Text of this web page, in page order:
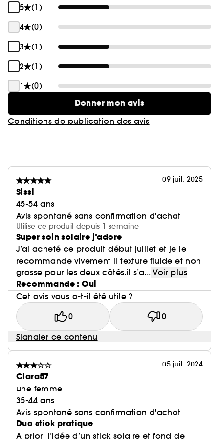
vieillissement sont atténués.
* Aucun écran solaire ne protège complètement
** Test consommateur réalisé sur 80 femmes
après application du Duo Stick Protection Solaire
SPF50 Sun Perfect pendant 2 semaines.\
5
(1)
4
(0)
3
(1)
2
(1)
1
(0)
Donner mon avis
Conditions de publication des avis
09 juil. 2025
Sissi
45-54 ans
Avis spontané sans confirmation d'achat
Utilise ce produit depuis 1 semaine
Super soin solaire j’adore
J’ai acheté ce produit début juillet et je le
recommande vivement il texture fluide et non
grasse pour les deux côtés.il s’a... Voir plus
Recommande : Oui
Cet avis vous a-t-il été utile ?
0 0
Signaler ce contenu
05 juil. 2024
Clara57
une femme
35-44 ans
Avis spontané sans confirmation d'achat
Duo stick pratique
A priori l’idée d’un stick solaire et fond de